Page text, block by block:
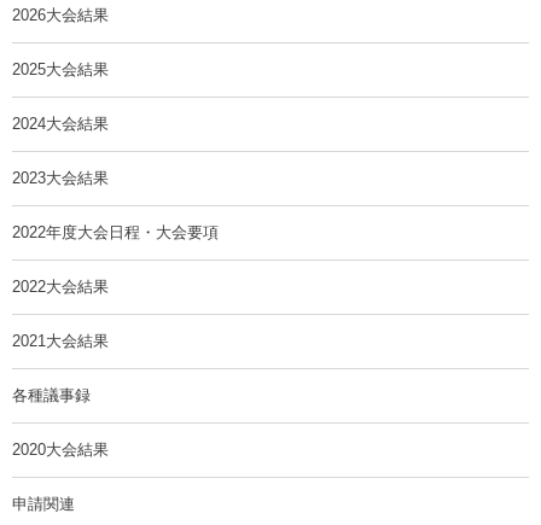
2026大会結果
2025大会結果
2024大会結果
2023大会結果
2022年度大会日程・大会要項
2022大会結果
2021大会結果
各種議事録
2020大会結果
申請関連